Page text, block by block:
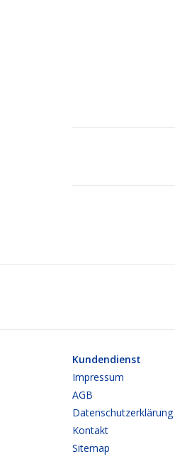
Kundendienst
Impressum
AGB
Datenschutzerklärung
Kontakt
Sitemap